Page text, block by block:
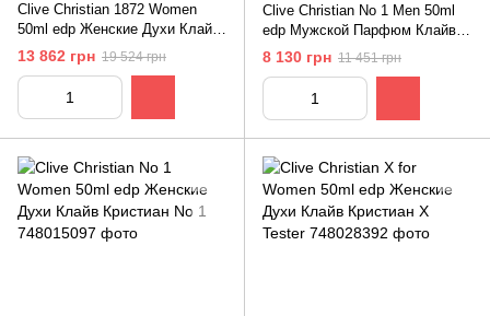
Clive Christian 1872 Women
50ml edр Женские Духи Клайв
Кристиан 1872 Вумен
13 862 грн 19 524 грн
Clive Christian No 1 Men 50ml
edр Мужской Парфюм Клайв
Кристиан No 1
8 130 грн 11 451 грн